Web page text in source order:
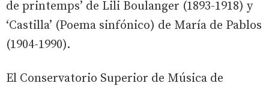
de printemps’ de Lili Boulanger (1893-1918) y
‘Castilla’ (Poema sinfónico) de María de Pablos
(1904-1990).
El Conservatorio Superior de Música de